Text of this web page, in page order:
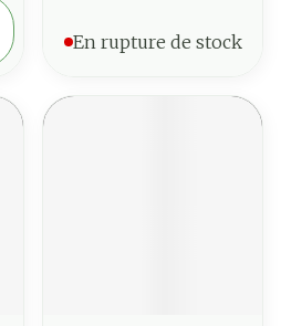
En rupture de stock